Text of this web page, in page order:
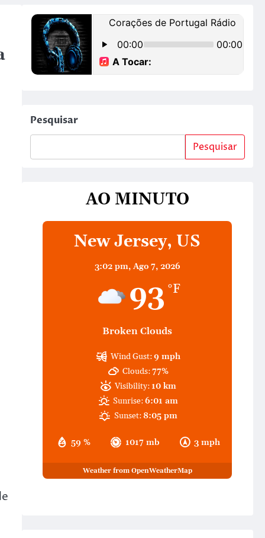
Pesquisar
Pesquisar
AO MINUTO
New Jersey, US
3:02 pm, Ago 7, 2026
93 °F
Broken Clouds
59 % 1017 mb 3 mph
Wind Gust:9 mph
Clouds:77%
Visibility: 10 km
Sunrise:6:01 am
Sunset:8:05 pm
Weather from OpenWeatherMap